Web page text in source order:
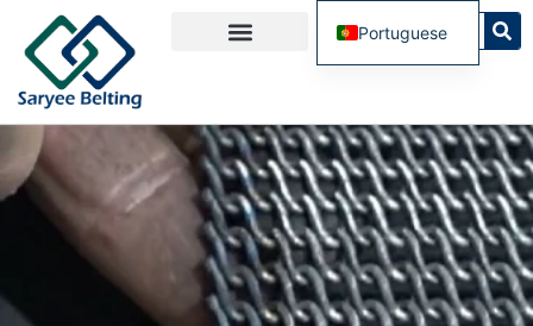
Portuguese
English
Spanish
Russian